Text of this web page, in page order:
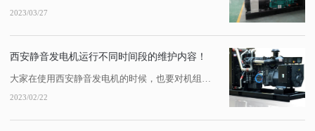
2023/03/27
西安静音发电机运行不同时间段的维护内容！
2023/02/22